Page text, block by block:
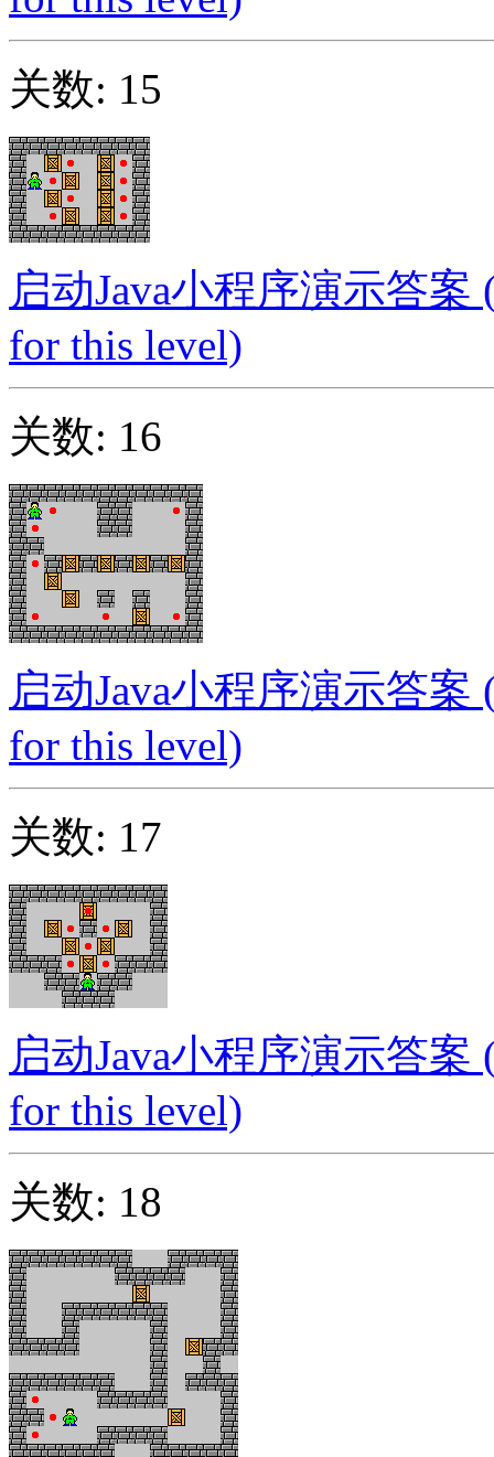
关数: 15
启动Java小程序演示答案
for this level)
关数: 16
启动Java小程序演示答案
for this level)
关数: 17
启动Java小程序演示答案
for this level)
关数: 18